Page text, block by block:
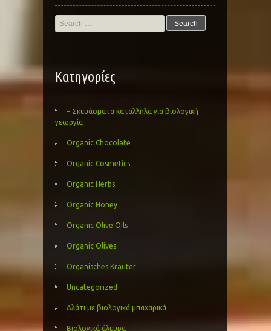
Search
for:
Kατηγορίες
– Σκευάσματα καταλληλα για βιολογική
γεωργία
Organic Chocolate
Organic Cosmetics
Organic Herbs
Organic Honey
Organic Olive Oils
Organic Olives
Organisches Kräuter
Uncategorized
Αλάτι με βιολογικά μπαχαρικά
Βιολογικά άλευρα